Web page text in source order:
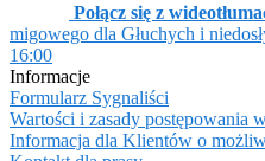
Połącz się z
migowego dla Głuchych i
16:00
Informacje
Formularz Sygnaliści
Wartości i zasady postępowania
Informacja dla Klientów o